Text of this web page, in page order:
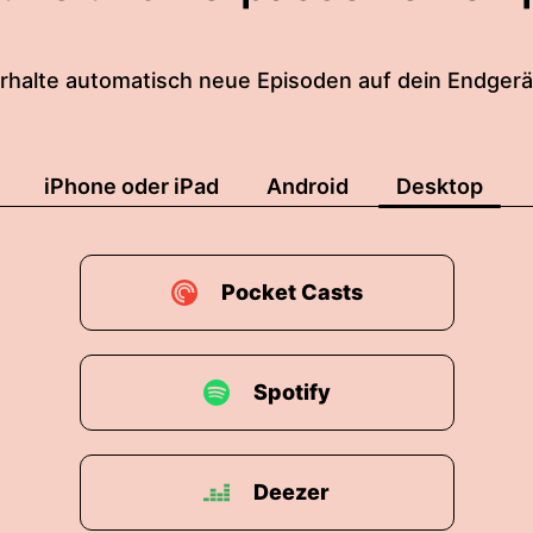
automatisch neue Episoden auf dein
iPhone oder iPad Android Desktop
Pocket Casts
Spotify
Deezer